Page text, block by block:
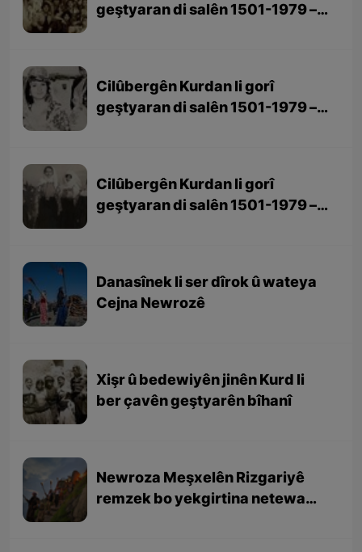
geştyaran di salên 1501-1979 –
Cilûbergên Kurdan li gorî
geştyaran di salên 1501-1979 –
Cilûbergên Kurdan li gorî
geştyaran di salên 1501-1979 –
Danasînek li ser dîrok û wateya
Cejna Newrozê
Xişr û bedewiyên jinên Kurd li
ber çavên geştyarên bîhanî
Newroza Meşxelên Rizgariyê
remzek bo yekgirtina netewa